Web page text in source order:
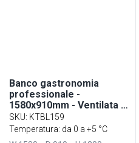
Banco gastronomia
professionale -
1580x910mm - Ventilata -
230 L - Colore Nero -
Doppi vetri - con 1 ripiano
SKU: KTBL159
Temperatura: da 0 a +5 °C